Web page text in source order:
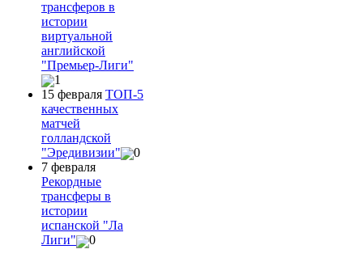
трансферов в
истории
виртуальной
английской
"Премьер-Лиги"
1
15 февраля ТОП-5
качественных
матчей
голландской
"Эредивизии"
0
7 февраля
Рекордные
трансферы в
истории
испанской "Ла
Лиги"
0